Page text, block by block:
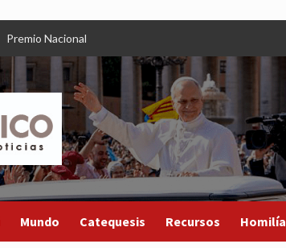
Premio Nacional
Mundo Catequesis Recursos Homilía